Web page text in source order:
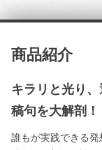
商品紹介
キラリと光り
稿句を大解剖！
誰もが実践できる